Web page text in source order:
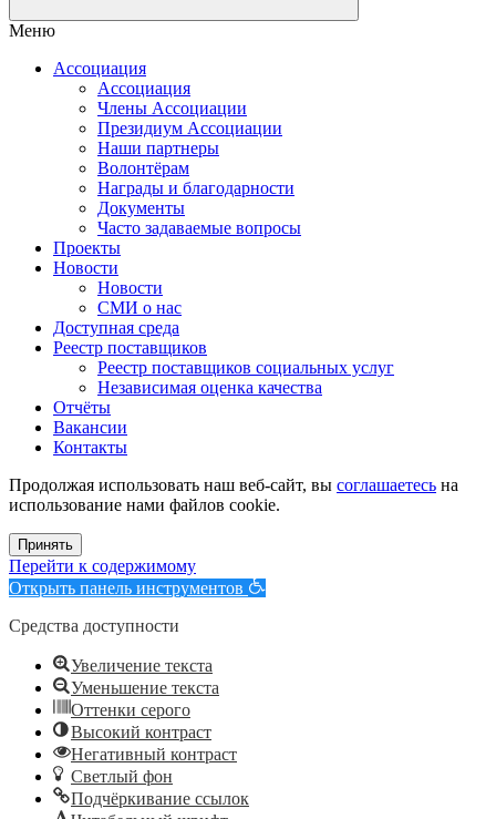
Меню
Ассоциация
Ассоциация
Члены Ассоциации
Президиум Ассоциации
Наши партнеры
Волонтёрам
Награды и благодарности
Документы
Часто задаваемые вопросы
Проекты
Новости
Новости
СМИ о нас
Доступная среда
Реестр поставщиков
Реестр поставщиков социальных услуг
Независимая оценка качества
Отчёты
Вакансии
Контакты
Продолжая использовать наш веб-сайт, вы соглашаетесь на
использование нами файлов cookie.
Принять
Перейти к содержимому
Открыть панель инструментов
Средства доступности
Увеличение текста
Уменьшение текста
Оттенки серого
Высокий контраст
Негативный контраст
Светлый фон
Подчёркивание ссылок